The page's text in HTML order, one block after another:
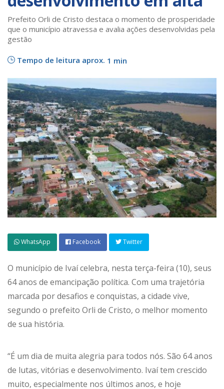
Prefeito Orli de Cristo destaca o momento de prosperidade
que o município atravessa e avalia ações desenvolvidas pela
gestão
Tempo de leitura aprox. 1 min
WhatsApp Facebook Twitter
O município de Ivaí celebra, nesta terça-feira (10), seus
64 anos de emancipação política. Com uma trajetória
marcada por desafios e conquistas, a cidade vive,
segundo o prefeito Orli de Cristo, o melhor momento
de sua história.
“É um dia de muita alegria para todos nós. São 64 anos
de lutas, vitórias e desenvolvimento. Ivaí tem crescido
muito, especialmente nos últimos anos, e hoje